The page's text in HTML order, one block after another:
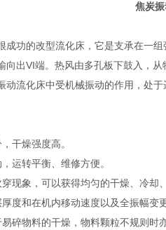
焦炭
成功的改型流化床，它是支承在一
向出VI端。热风由多孔板下鼓入，
动流化床中受机械振动的作用，处
干燥强度高。
运转平衡、维修方便。
现象，可以获得均匀的干燥、冷却
度和在机内移动速度以及全振幅变
碎物料的干燥，物料颗粒不规则时